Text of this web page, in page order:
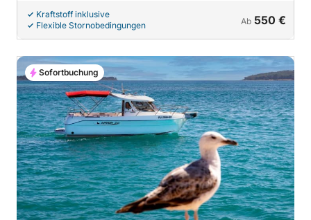
Kraftstoff inklusive
Flexible Stornobedingungen
Ab 550 €
Sofortbuchung